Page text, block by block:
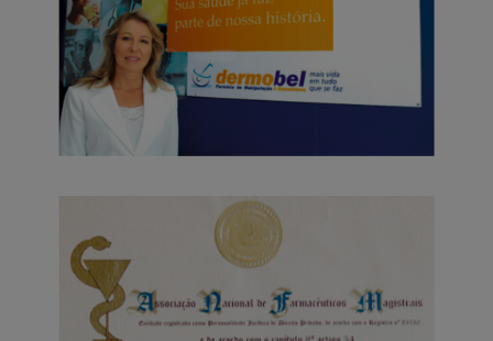
avisos relacionados a temas de interesse e outros
comunicados, sejam eles próprios ou de terceiros. O
USUÁRIO possui a liberdade de alterar suas
preferências em sua conta a qualquer momento, para
conceder ou revogar o consentimento para envio de
mensagens de marketing, em conformidade com a Lei
Política de uso de cookies
O site poderá enviar cookies (pequenos arquivos) de
dados armazenados em seus aparelhos quando
navega e usa sites e outros serviços on-line, que
poderão ser habilitados (e controlados) pelo USUÁRIO,
referentes ao escopo de seus dados e finalidades.